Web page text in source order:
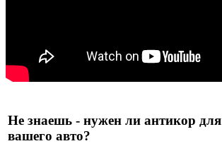
Не знаешь - нужен ли антикор для
вашего авто?